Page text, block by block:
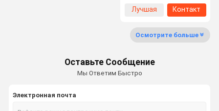
Лучшая
Контакт
Осмотрите больше
Оставьте Сообщение
Мы Ответим Быстро
Электронная почта